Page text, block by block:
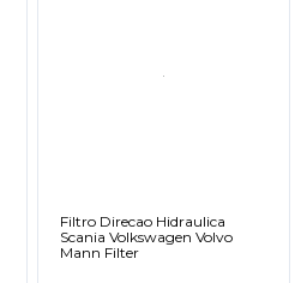
Filtro Direcao Hidraulica
Scania Volkswagen Volvo
Mann Filter